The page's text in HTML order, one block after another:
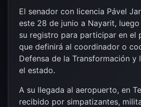
El senador con licencia Pável
este 28 de junio a Nayarit,
su registro para participar en el
que definirá al coordinador o
Defensa de la Transformación y
el estado.
A su llegada al aeropuerto, en
recibido por simpatizantes,